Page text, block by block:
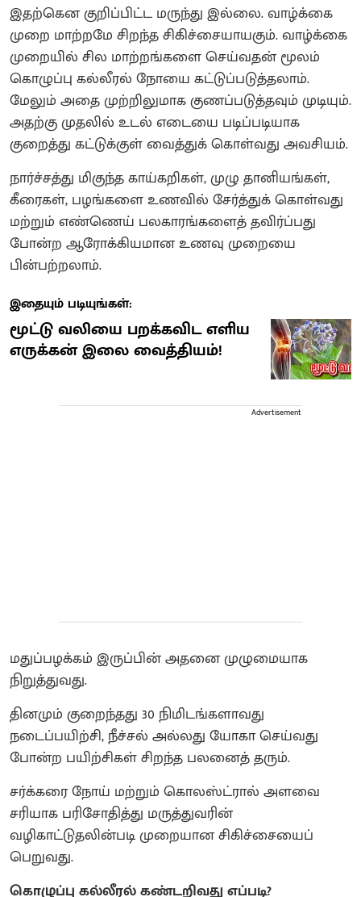
இதற்கென குறிப்பிட்ட மருந்து இல்லை. வாழ்க்கை
முறை மாற்றமே சிறந்த சிகிச்சையாயகும். வாழ்க்கை
முறையில் சில மாற்றங்களை செய்வதன் மூலம்
கொழுப்பு கல்லீரல் நோயை கட்டுப்படுத்தலாம்.
மேலும் அதை முற்றிலுமாக குணப்படுத்தவும் முடியும்.
அதற்கு முதலில் உடல் எடையை படிப்படியாக
குறைத்து கட்டுக்குள் வைத்துக் கொள்வது அவசியம்.
நார்ச்சத்து மிகுந்த காய்கறிகள், முழு தானியங்கள்,
கீரைகள், பழங்களை உணவில் சேர்த்துக் கொள்வது
மற்றும் எண்ணெய் பலகாரங்களைத் தவிர்ப்பது
போன்ற ஆரோக்கியமான உணவு முறையை
பின்பற்றலாம்.
இதையும் படியுங்கள்:
மூட்டு வலியை பறக்கவிட எளிய
எருக்கன் இலை வைத்தியம்!
Advertisement
மதுப்பழக்கம் இருப்பின் அதனை முழுமையாக
நிறுத்துவது.
தினமும் குறைந்தது 30 நிமிடங்களாவது
நடைப்பயிற்சி, நீச்சல் அல்லது யோகா செய்வது
போன்ற பயிற்சிகள் சிறந்த பலனைத் தரும்.
சர்க்கரை நோய் மற்றும் கொலஸ்ட்ரால் அளவை
சரியாக பரிசோதித்து மருத்துவரின்
வழிகாட்டுதலின்படி முறையான சிகிச்சையைப்
பெறுவது.
கொழுப்பு கல்லீரல் கண்டறிவது எப்படி?